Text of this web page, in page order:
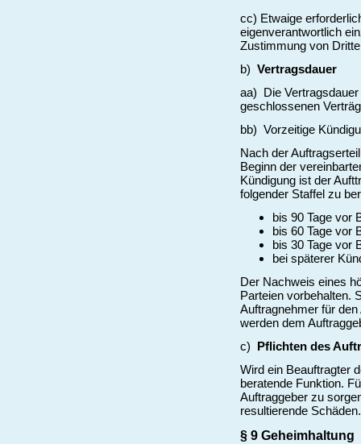
cc) Etwaige
eigenverantwortlich
Zustimmung von
b) Vertragsdauer
aa) Die
geschlossenen
bb) Vorzeitige
Nach der
Beginn der
Kündigung ist der
folgender Staffel zu
bis 90 Tage vor
bis 60 Tage vor
bis 30 Tage vor
bei späterer
Der Nachweis eines
Parteien vorbehalten.
Auftragnehmer für
werden dem
c) Pflichten des
Wird ein Beauftragter
beratende Funktion.
Auftraggeber zu
resultierende Schäden.
§ 9 Geheimhaltung